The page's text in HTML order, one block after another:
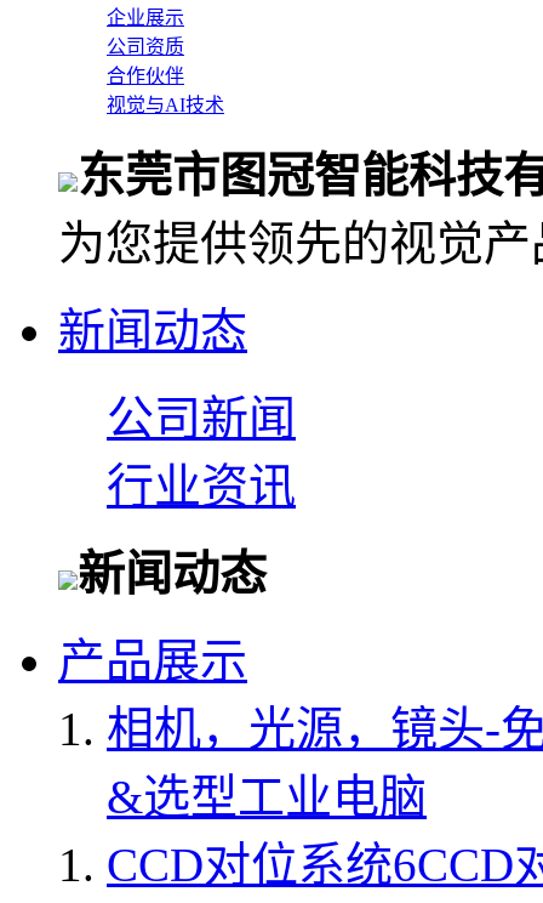
企业展示
公司资质
合作伙伴
视觉与AI技术
东莞市图冠智能科技
为您提供领先的视觉
新闻动态
公司新闻
行业资讯
新闻动态
产品展示
相机，光源，镜头-
&选型工业电脑
CCD对位系统6CCD